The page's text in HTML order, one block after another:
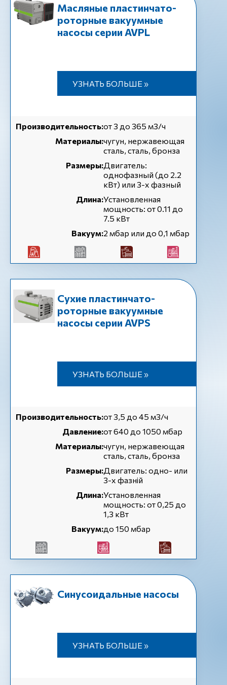
Масляные пластинчато-
роторные вакуумные
насосы серии AVPL
УЗНАТЬ БОЛЬШЕ »
Производительность:от 3 до 365 м3/ч
Материалы:чугун, нержавеющая
сталь, сталь, бронза
Размеры:Двигатель:
однофазный (до 2.2
кВт) или 3-х фазный
Длина:Установленная
мощность: от 0.11 до
7.5 кВт
Вакуум:2 мбар или до 0,1 мбар
Сухие пластинчато-
роторные вакуумные
насосы серии AVPS
УЗНАТЬ БОЛЬШЕ »
Производительность:от 3,5 до 45 м3/ч
Давление:от 640 до 1050 мбар
Материалы:чугун, нержавеющая
сталь, сталь, бронза
Размеры:Двигатель: одно- или
3-х фазній
Длина:Установленная
мощность: от 0,25 до
1,3 кВт
Вакуум:до 150 мбар
Синусоидальные насосы
УЗНАТЬ БОЛЬШЕ »